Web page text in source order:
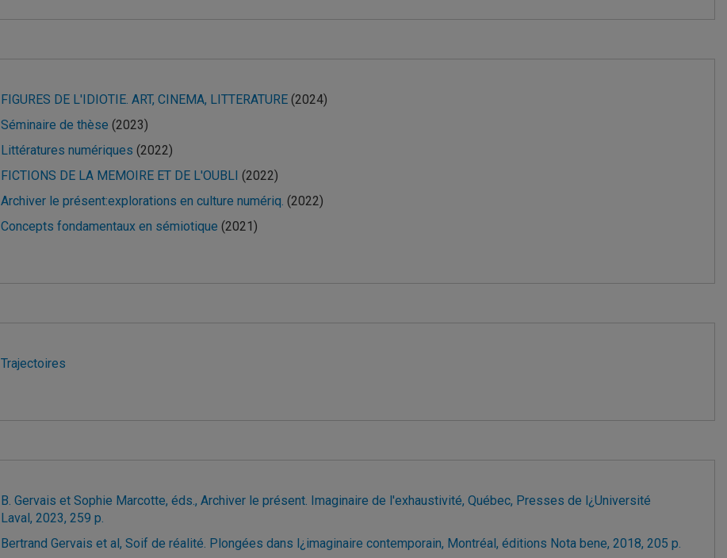
FIGURES DE L'IDIOTIE. ART, CINEMA, LITTERATURE (2024)
Séminaire de thèse (2023)
Littératures numériques (2022)
FICTIONS DE LA MEMOIRE ET DE L'OUBLI (2022)
Archiver le présent:explorations en culture numériq. (2022)
Concepts fondamentaux en sémiotique (2021)
Trajectoires
B. Gervais et Sophie Marcotte, éds., Archiver le présent. Imaginaire de l'exhaustivité, Québec, Presses de l¿Université
Laval, 2023, 259 p.
Bertrand Gervais et al, Soif de réalité. Plongées dans l¿imaginaire contemporain, Montréal, éditions Nota bene, 2018, 205 p.